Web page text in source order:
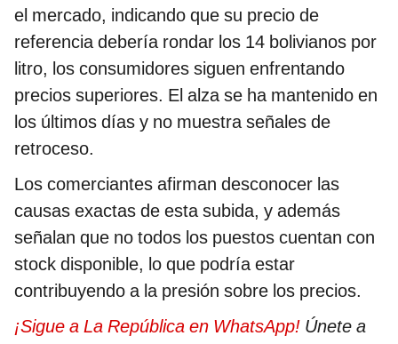
el mercado, indicando que su precio de
referencia debería rondar los 14 bolivianos por
litro, los consumidores siguen enfrentando
precios superiores. El alza se ha mantenido en
los últimos días y no muestra señales de
retroceso.
Los comerciantes afirman desconocer las
causas exactas de esta subida, y además
señalan que no todos los puestos cuentan con
stock disponible, lo que podría estar
contribuyendo a la presión sobre los precios.
¡Sigue a La República en WhatsApp! Únete a